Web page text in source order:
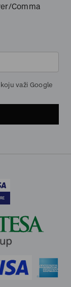
Comma
važi Google